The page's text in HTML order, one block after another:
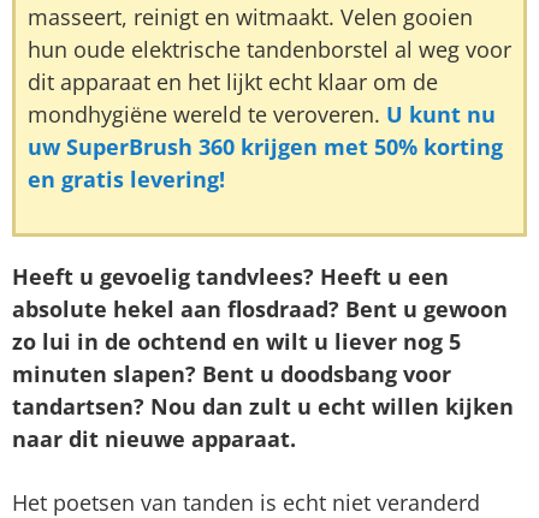
masseert, reinigt en witmaakt. Velen gooien
hun oude elektrische tandenborstel al weg voor
dit apparaat en het lijkt echt klaar om de
mondhygiëne wereld te veroveren. U kunt nu
uw SuperBrush 360 krijgen met 50% korting
en gratis levering!
Heeft u gevoelig tandvlees? Heeft u een
absolute hekel aan flosdraad? Bent u gewoon
zo lui in de ochtend en wilt u liever nog 5
minuten slapen? Bent u doodsbang voor
tandartsen? Nou dan zult u echt willen kijken
naar dit nieuwe apparaat.
Het poetsen van tanden is echt niet veranderd